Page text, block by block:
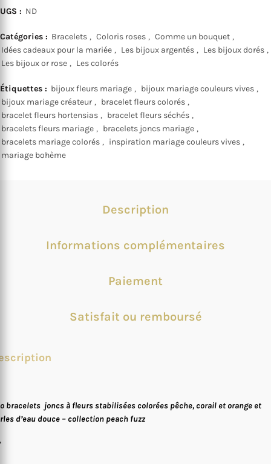
UGS : ND
Catégories : Bracelets , Coloris roses , Comme un bouquet ,
Idées cadeaux pour la mariée , Les bijoux argentés , Les bijoux dorés ,
Les bijoux or rose , Les colorés
Étiquettes : bijoux fleurs mariage , bijoux mariage couleurs vives ,
bijoux mariage créateur , bracelet fleurs colorés ,
bracelet fleurs hortensias , bracelet fleurs séchés ,
bracelets fleurs mariage , bracelets joncs mariage ,
bracelets mariage colorés , inspiration mariage couleurs vives ,
mariage bohème
Description
Informations complémentaires
Paiement
Satisfait ou remboursé
bracelets joncs à fleurs stabilisées colorées pêche, corail et orange et
d’eau douce – collection peach fuzz